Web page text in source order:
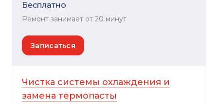
Бесплатно
Ремонт занимает от 20 минут
Записаться
Чистка системы охлаждения и
замена термопасты